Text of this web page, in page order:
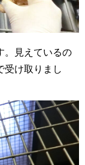
。見えているの
受け取りまし